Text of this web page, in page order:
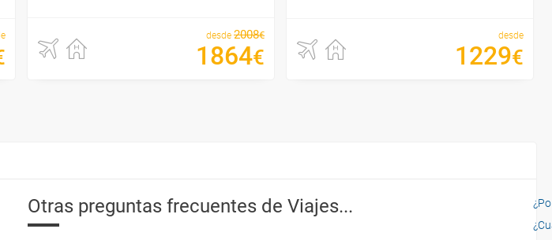
desde 2008€
1864€
desde
1229€
Otras preguntas frecuentes de Viajes...